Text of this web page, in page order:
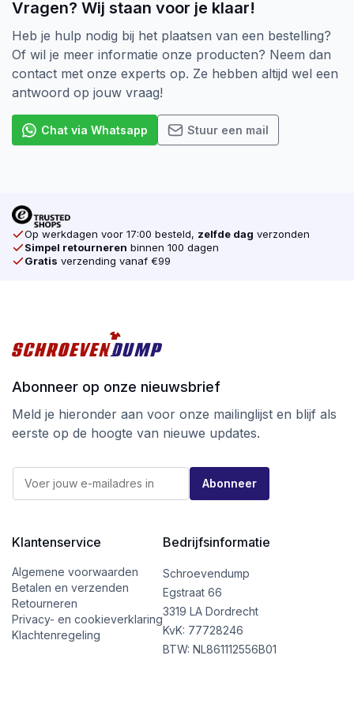
Vragen? Wij staan voor je klaar!
Heb je hulp nodig bij het plaatsen van een bestelling?
Of wil je meer informatie onze producten? Neem dan
contact met onze experts op. Ze hebben altijd wel een
antwoord op jouw vraag!
Chat via Whatsapp Stuur een mail
Op werkdagen voor 17:00 besteld, zelfde dag verzonden
Simpel retourneren binnen 100 dagen
Gratis verzending vanaf €99
Abonneer op onze nieuwsbrief
Meld je hieronder aan voor onze mailinglijst en blijf als
eerste op de hoogte van nieuwe updates.
m
l
-
m
a
i
l
E
m
l
Abonneer
Klantenservice
Algemene voorwaarden
Betalen en verzenden
Retourneren
Privacy- en cookieverklaring
Klachtenregeling
Bedrijfsinformatie
Schroevendump
Egstraat 66
3319 LA Dordrecht
KvK: 77728246
BTW: NL861112556B01